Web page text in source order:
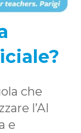
che
l’AI
e